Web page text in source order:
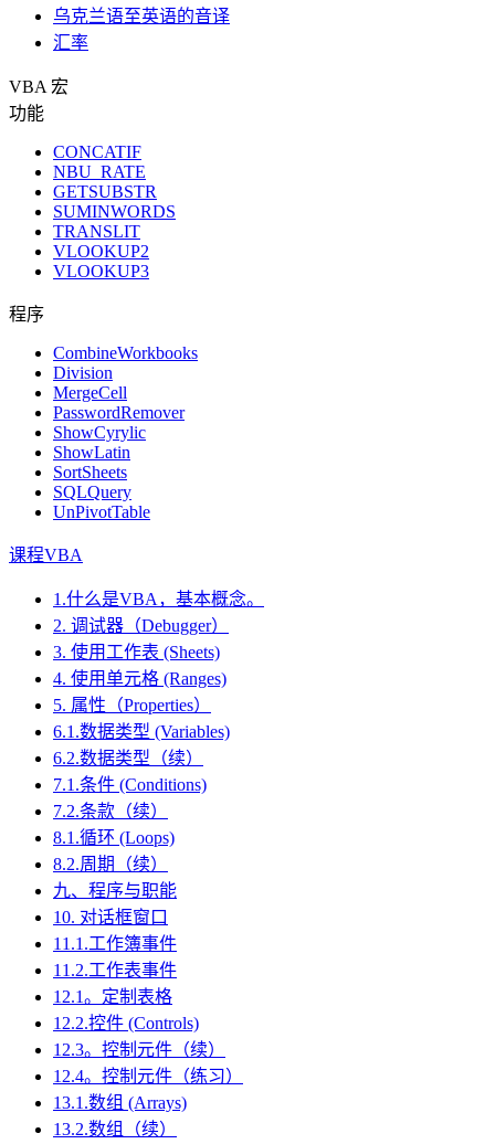
乌克兰语至英语的音译
汇率
VBA 宏
功能
CONCATIF
NBU_RATE
GETSUBSTR
SUMINWORDS
TRANSLIT
VLOOKUP2
VLOOKUP3
程序
CombineWorkbooks
Division
MergeCell
PasswordRemover
ShowCyrylic
ShowLatin
SortSheets
SQLQuery
UnPivotTable
课程VBA
1.什么是VBA，基本概念。
2. 调试器（Debugger）
3. 使用工作表 (Sheets)
4. 使用单元格 (Ranges)
5. 属性（Properties）
6.1.数据类型 (Variables)
6.2.数据类型（续）
7.1.条件 (Conditions)
7.2.条款（续）
8.1.循环 (Loops)
8.2.周期（续）
九、程序与职能
10. 对话框窗口
11.1.工作簿事件
11.2.工作表事件
12.1。定制表格
12.2.控件 (Controls)
12.3。控制元件（续）
12.4。控制元件（练习）
13.1.数组 (Arrays)
13.2.数组（续）